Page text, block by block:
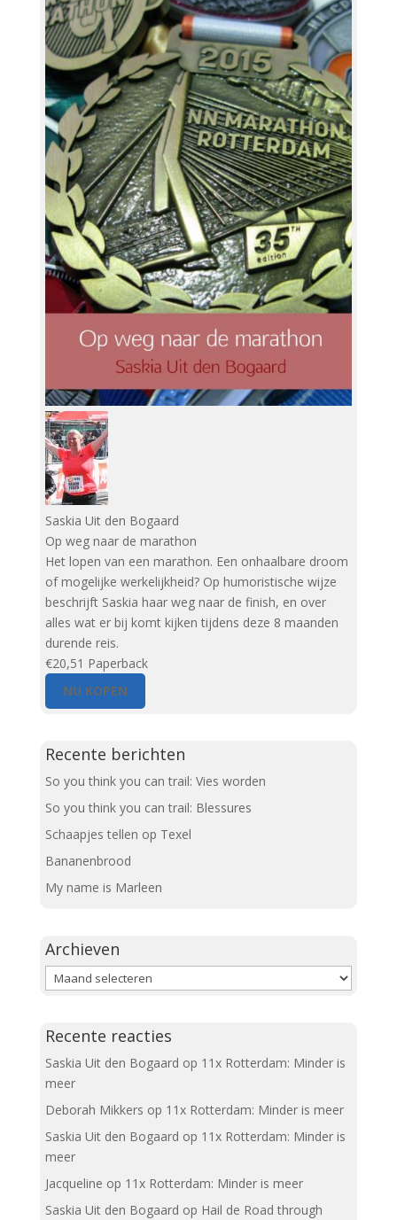
Saskia Uit den Bogaard
Op weg naar de marathon
Het lopen van een marathon. Een onhaalbare droom
of mogelijke werkelijkheid? Op humoristische wijze
beschrijft Saskia haar weg naar de finish, en over
alles wat er bij komt kijken tijdens deze 8 maanden
durende reis.
€20,51 Paperback
NU KOPEN
Recente berichten
So you think you can trail: Vies worden
So you think you can trail: Blessures
Schaapjes tellen op Texel
Bananenbrood
My name is Marleen
Archieven
Archieven
Recente reacties
Saskia Uit den Bogaard op 11x Rotterdam: Minder is
meer
Deborah Mikkers op 11x Rotterdam: Minder is meer
Saskia Uit den Bogaard op 11x Rotterdam: Minder is
meer
Jacqueline op 11x Rotterdam: Minder is meer
Saskia Uit den Bogaard op Hail de Road through